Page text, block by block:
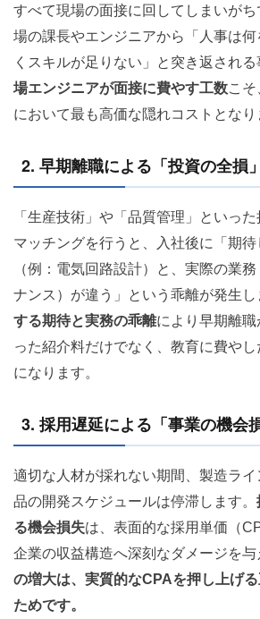
すべて現場の面接に回してしまいが
場の課長やエンジニアから「人事は
くスキルが足りない」と突き返される
場エンジニアが面接に費やす工数こ
において最も高価な隠れコストとなり
2. 早期離職による「投資の全損」
「生産技術」や「品質管理」といっ
マッチングを行うと、入社後に「期
（例：電気回路設計）と、実際の業
ナンス）が違う」という乖離が発生し
する期待と実務の乖離により早期離
った紹介料だけでなく、教育に費や
になります。
3. 採用遅延による「事業の機会
適切な人材が採れない期間、製造ラ
品の開発スケジュールは停滞します。
る機会損失は、表面的な採用単価（
企業の収益構造へ深刻なダメージを与
の増大は、実質的なCPAを押し上げ
ためです。